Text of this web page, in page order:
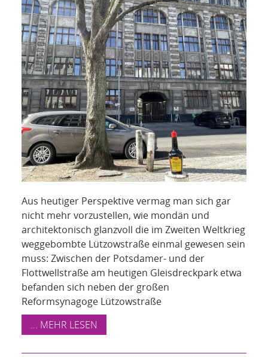
KONTAKT
Aus heutiger Perspektive vermag man sich gar
nicht mehr vorzustellen, wie mondän und
architektonisch glanzvoll die im Zweiten Weltkrieg
weggebombte Lützowstraße einmal gewesen sein
muss: Zwischen der Potsdamer- und der
Flottwellstraße am heutigen Gleisdreckpark etwa
befanden sich neben der großen
Reformsynagoge Lützowstraße
... MEHR LESEN